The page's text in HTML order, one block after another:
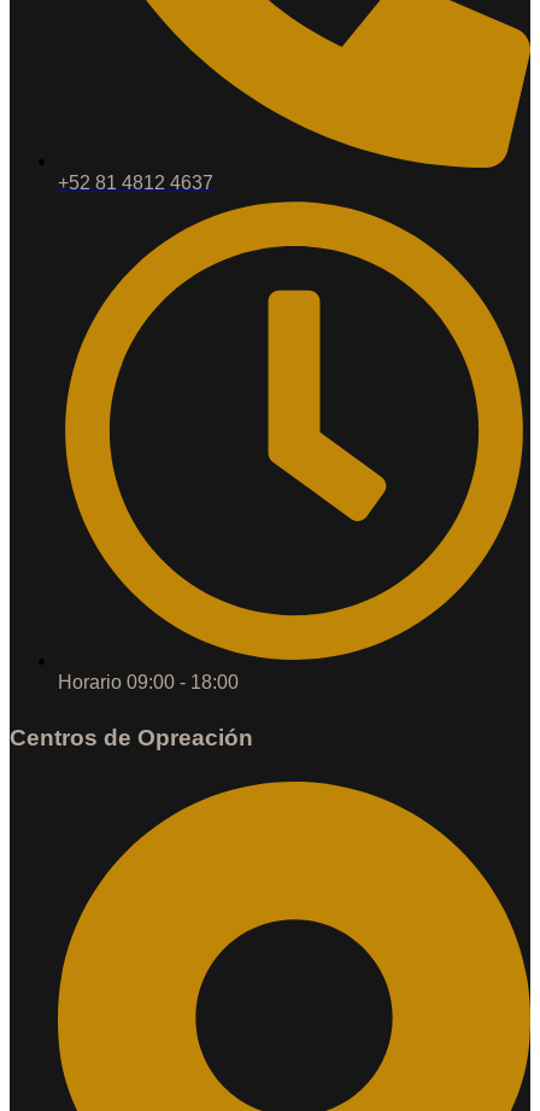
+52 81 4812 4637
Horario 09:00 - 18:00
Centros de Opreación